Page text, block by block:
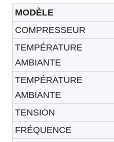
MODÈLE
COMPRESSEUR
TEMPÉRATURE
AMBIANTE
TEMPÉRATURE
AMBIANTE
TENSION
FRÉQUENCE